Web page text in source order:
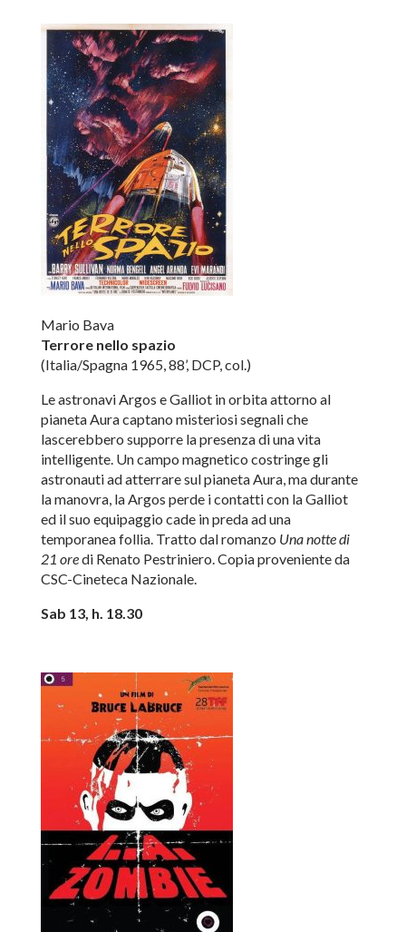
Mario Bava
Terrore nello spazio
(Italia/Spagna 1965, 88’, DCP, col.)
Le astronavi Argos e Galliot in orbita attorno al
pianeta Aura captano misteriosi segnali che
lascerebbero supporre la presenza di una vita
intelligente. Un campo magnetico costringe gli
astronauti ad atterrare sul pianeta Aura, ma durante
la manovra, la Argos perde i contatti con la Galliot
ed il suo equipaggio cade in preda ad una
temporanea follia. Tratto dal romanzo Una notte di
21 oredi Renato Pestriniero. Copia proveniente da
CSC-Cineteca Nazionale.
Sab 13, h. 18.30